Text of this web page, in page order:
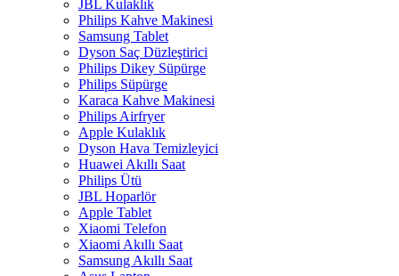
JBL Kulaklık
Philips Kahve Makinesi
Samsung Tablet
Dyson Saç Düzleştirici
Philips Dikey Süpürge
Philips Süpürge
Karaca Kahve Makinesi
Philips Airfryer
Apple Kulaklık
Dyson Hava Temizleyici
Huawei Akıllı Saat
Philips Ütü
JBL Hoparlör
Apple Tablet
Xiaomi Telefon
Xiaomi Akıllı Saat
Samsung Akıllı Saat